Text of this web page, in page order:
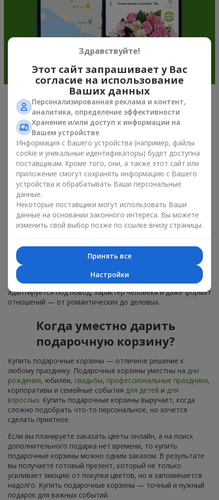
Подарочные корзины —
универсальный подарок к любому
празднику
Если вы ищете универсальный подарок, но времени в
обрез, у нас есть для вас отличное проверенное решение:
вы можете купить подарочные корзины. Подарочная
корзина с изысканными угощениями к празднику, фруктами,
вкусным чаем или даже алкогольными напитками
становится идеальным дополнением к цветам или
самостоятельным презентом. Идеальный набор,
лаконичное оформление и изысканный букет, как
чтобы всё это оказалось в ваших руках.
Купить подарочные корзины — это не просто приобрести
банальную вещь. Сегодня купить подарочные корзины —
это универсальный подарок для всех, который легко
адаптируется под повод, характер человека и даже формат
отношений — от романтических до деловых.
Когда уместно дарить
подарочную корзину?
Купить подарочные корзины — отличное решение к
любому празднику. Подарочные корзины уместны на дни
рождения, юбилеи, свадьбы, профессиональные праздники,
корпоративы и семейные события для детей и для
взрослых. Купить подарочные корзины выручает, когда
сложно подобрать что-то персональное, но хочется
сделать приятное.
Если вы планируете заказать цветы онлайн, а на поиск
дополнительного подарка нет времени, то купить
подарочные корзины можно одним заказом. В результате
вы получаете готовый презент, который не только
усиливает эмоцию от покупки цветов, но и запоминается
надолго. Купить подарочные корзины — точный и нужный
подарок для важных событий.
Здравствуйте!
Этот сайт запрашивает у Вас
согласие на использование
Ваших данных
Персонализированная реклама и контент,
аналитика, определение эффективности
Хранение и/или доступ к информации на
Вашем устройстве
Информация с Вашего устройства (например, файлы
cookie и уникальные идентификаторы) будет доступна
поставщикам. Кроме того, они, а также этот сайт или
приложение смогут сохранять информацию с Вашего
устройства и обрабатывать Ваши персональные
данные.
Некоторые поставщики могут использовать Ваши
данные на основании законного интереса. Вы можете
изменить свой выбор позже по ссылке внизу страницы.
Принять все
Настройки